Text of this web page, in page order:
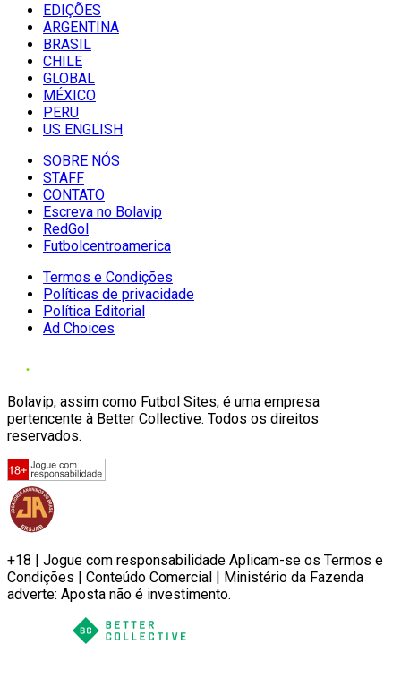
EDIÇÕES
ARGENTINA
BRASIL
CHILE
GLOBAL
MÉXICO
PERU
US ENGLISH
SOBRE NÓS
STAFF
CONTATO
Escreva no Bolavip
RedGol
Futbolcentroamerica
Termos e Condições
Políticas de privacidade
Política Editorial
Ad Choices
Bolavip, assim como Futbol Sites, é uma empresa
pertencente à Better Collective. Todos os direitos
reservados.
+18 | Jogue com responsabilidade Aplicam-se os Termos e
Condições | Conteúdo Comercial | Ministério da Fazenda
adverte: Aposta não é investimento.